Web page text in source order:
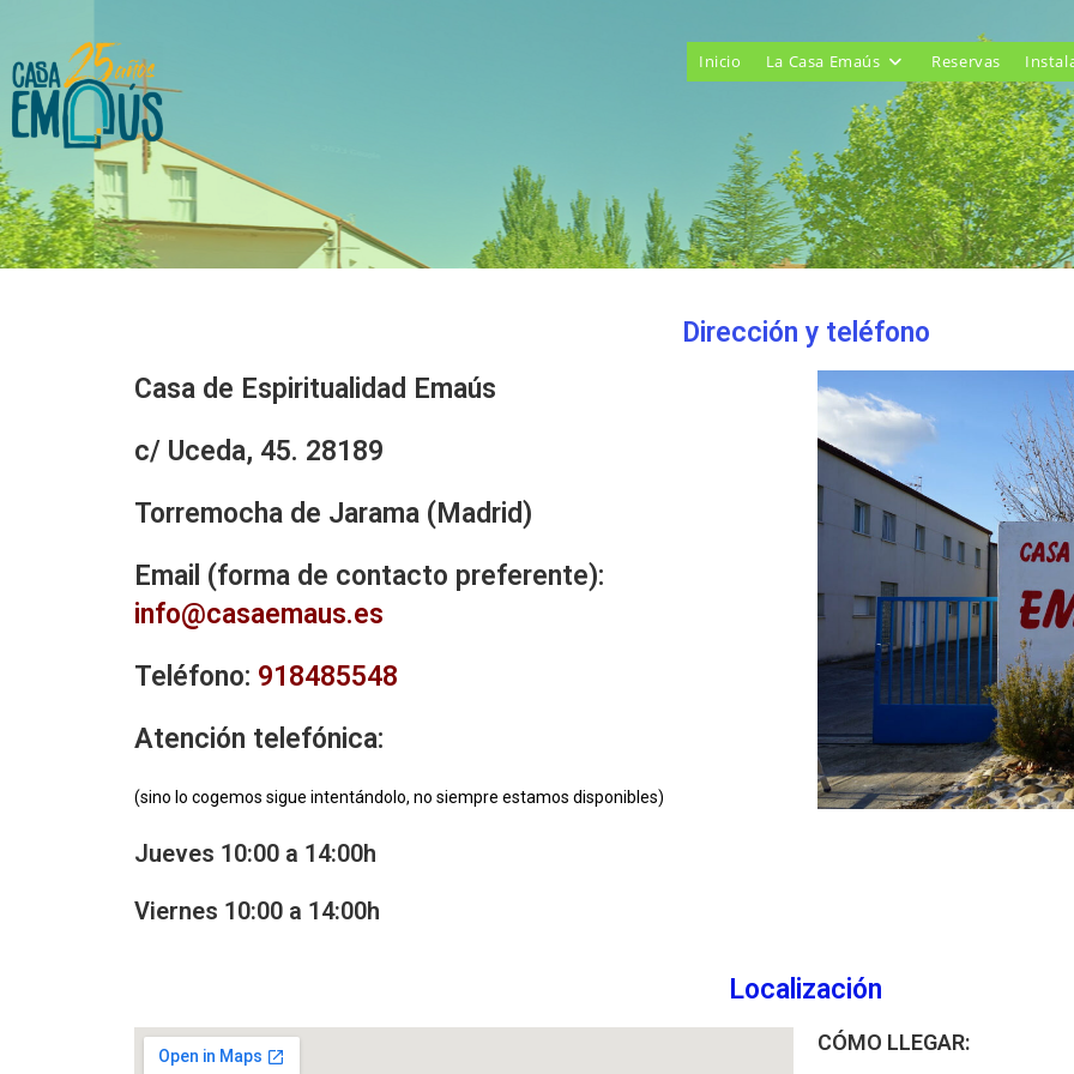
Inicio La Casa Emaús Reservas
Dirección y teléfono
Casa de Espiritualidad Emaús
c/ Uceda, 45. 28189
Torremocha de Jarama (Madrid)
Email (forma de contacto preferente):
info@casaemaus.es
Teléfono: 918485548
Atención telefónica:
(sino lo cogemos sigue intentándolo, no siempre estamos disponibles)
Jueves 10:00 a 14:00h
Viernes 10:00 a 14:00h
Localización
CÓMO LLEGAR: